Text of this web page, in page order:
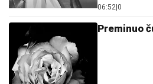
06:52 0
Preminuo